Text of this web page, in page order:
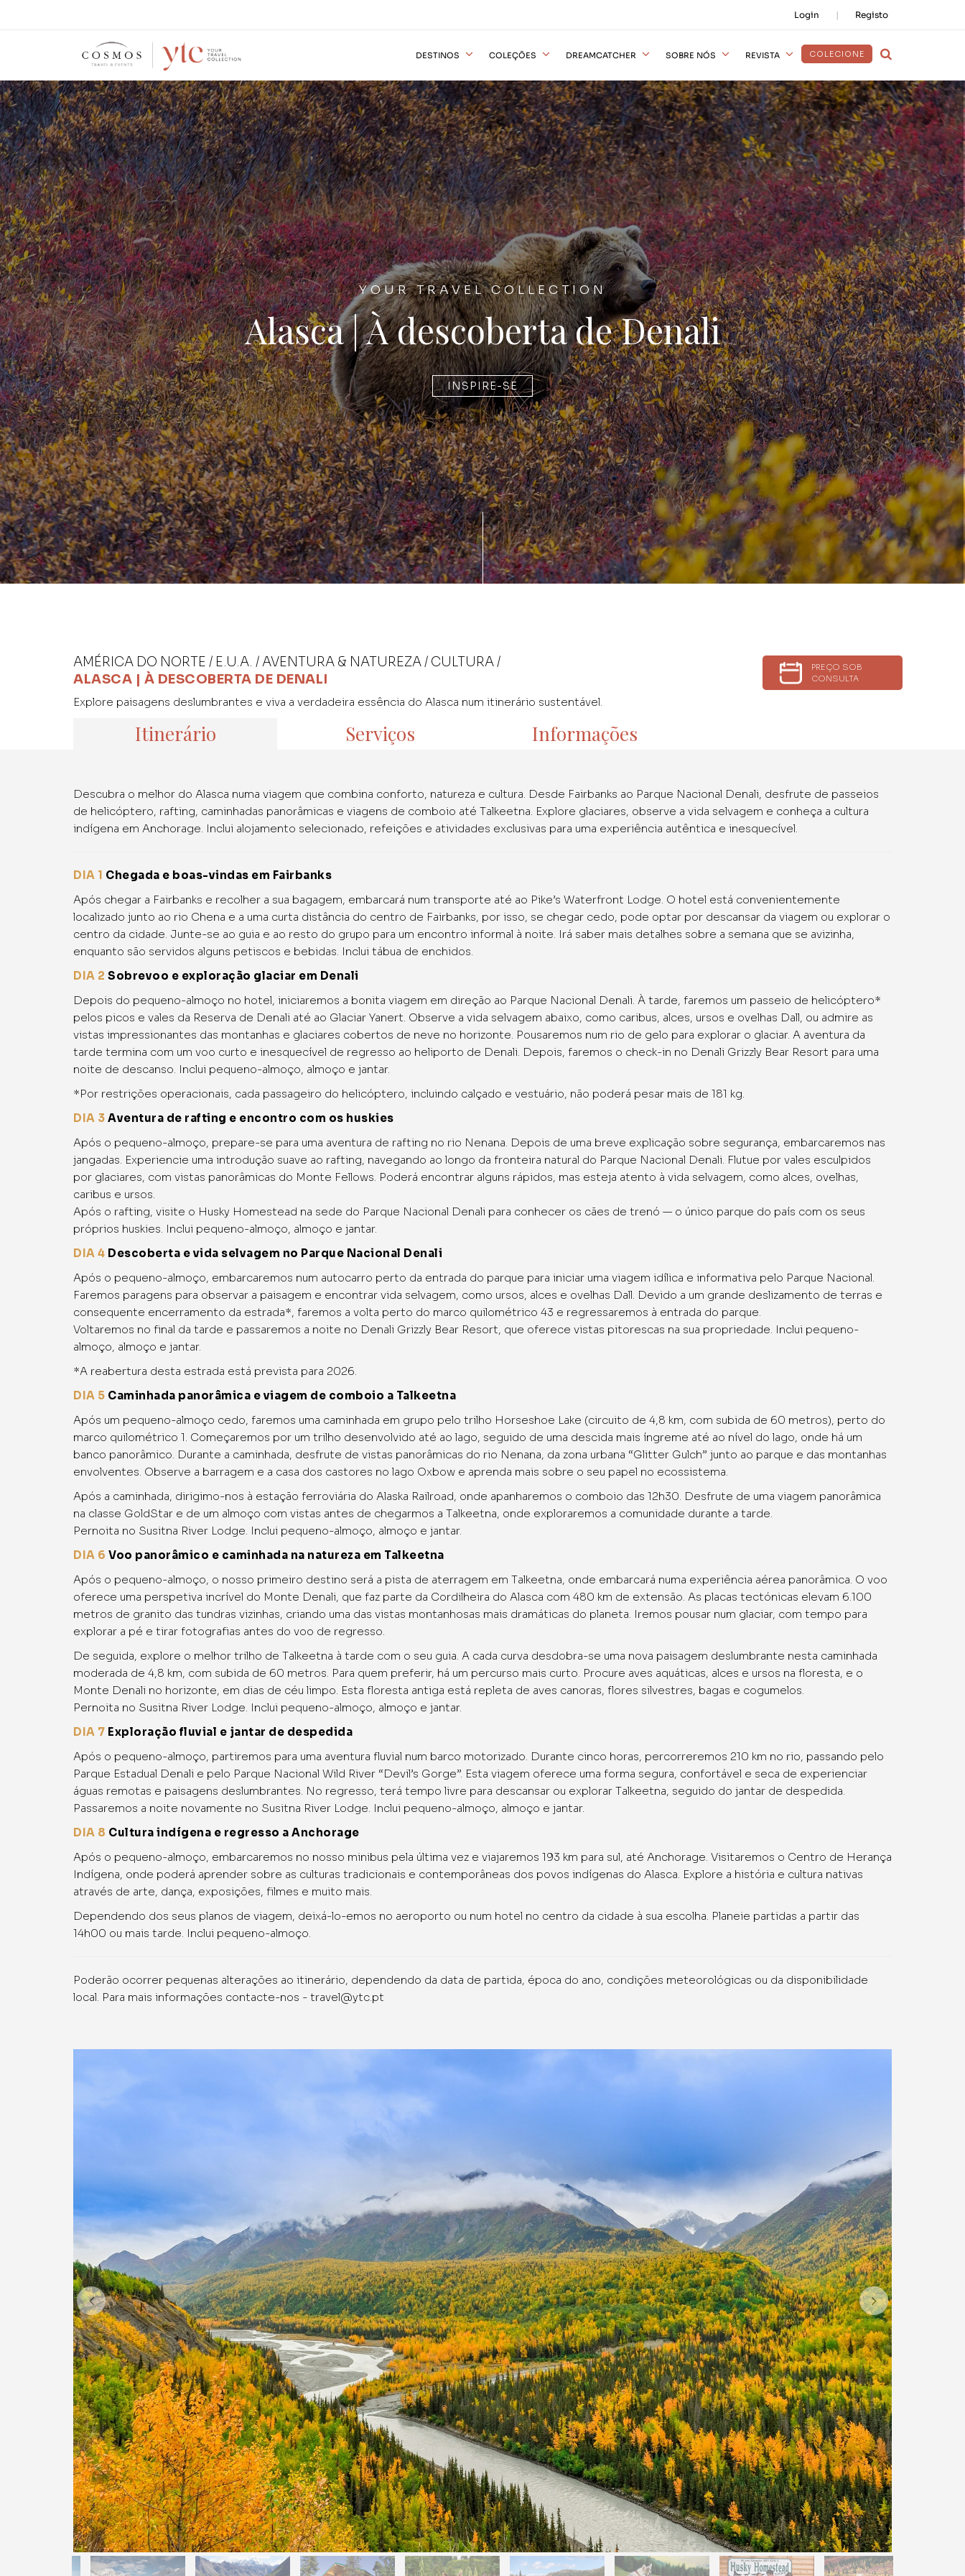
Login Registo
DESTINOS COLEÇÕES DREAMCATCHER SOBRE NÓS REVISTA COLECIONE
YOUR TRAVEL COLLECTION
Alasca | À descoberta de Denali
INSPIRE-SE
AMÉRICA DO NORTE / E.U.A. / AVENTURA & NATUREZA / CULTURA /
ALASCA | À DESCOBERTA DE DENALI
Explore paisagens deslumbrantes e viva a verdadeira essência do Alasca num itinerário sustentável.
PREÇO SOB
CONSULTA
Itinerário Serviços Informações
Descubra o melhor do Alasca numa viagem que combina conforto, natureza e cultura. Desde Fairbanks ao Parque Nacional Denali, desfrute de passeios
de helicóptero, rafting, caminhadas panorâmicas e viagens de comboio até Talkeetna. Explore glaciares, observe a vida selvagem e conheça a cultura
indígena em Anchorage. Inclui alojamento selecionado, refeições e atividades exclusivas para uma experiência autêntica e inesquecível.
DIA 1 Chegada e boas-vindas em Fairbanks
Após chegar a Fairbanks e recolher a sua bagagem, embarcará num transporte até ao Pike’s Waterfront Lodge. O hotel está convenientemente
localizado junto ao rio Chena e a uma curta distância do centro de Fairbanks, por isso, se chegar cedo, pode optar por descansar da viagem ou explorar o
centro da cidade. Junte-se ao guia e ao resto do grupo para um encontro informal à noite. Irá saber mais detalhes sobre a semana que se avizinha,
enquanto são servidos alguns petiscos e bebidas. Inclui tábua de enchidos.
DIA 2 Sobrevoo e exploração glaciar em Denali
Depois do pequeno-almoço no hotel, iniciaremos a bonita viagem em direção ao Parque Nacional Denali. À tarde, faremos um passeio de helicóptero*
pelos picos e vales da Reserva de Denali até ao Glaciar Yanert. Observe a vida selvagem abaixo, como caribus, alces, ursos e ovelhas Dall, ou admire as
vistas impressionantes das montanhas e glaciares cobertos de neve no horizonte. Pousaremos num rio de gelo para explorar o glaciar. A aventura da
tarde termina com um voo curto e inesquecível de regresso ao heliporto de Denali. Depois, faremos o check-in no Denali Grizzly Bear Resort para uma
noite de descanso. Inclui pequeno-almoço, almoço e jantar.
*Por restrições operacionais, cada passageiro do helicóptero, incluindo calçado e vestuário, não poderá pesar mais de 181 kg.
DIA 3 Aventura de rafting e encontro com os huskies
Após o pequeno-almoço, prepare-se para uma aventura de rafting no rio Nenana. Depois de uma breve explicação sobre segurança, embarcaremos nas
jangadas. Experiencie uma introdução suave ao rafting, navegando ao longo da fronteira natural do Parque Nacional Denali. Flutue por vales esculpidos
por glaciares, com vistas panorâmicas do Monte Fellows. Poderá encontrar alguns rápidos, mas esteja atento à vida selvagem, como alces, ovelhas,
caribus e ursos.
Após o rafting, visite o Husky Homestead na sede do Parque Nacional Denali para conhecer os cães de trenó — o único parque do país com os seus
próprios huskies. Inclui pequeno-almoço, almoço e jantar.
DIA 4 Descoberta e vida selvagem no Parque Nacional Denali
Após o pequeno-almoço, embarcaremos num autocarro perto da entrada do parque para iniciar uma viagem idílica e informativa pelo Parque Nacional.
Faremos paragens para observar a paisagem e encontrar vida selvagem, como ursos, alces e ovelhas Dall. Devido a um grande deslizamento de terras e
consequente encerramento da estrada*, faremos a volta perto do marco quilométrico 43 e regressaremos à entrada do parque.
Voltaremos no final da tarde e passaremos a noite no Denali Grizzly Bear Resort, que oferece vistas pitorescas na sua propriedade. Inclui pequeno-
almoço, almoço e jantar.
*A reabertura desta estrada está prevista para 2026.
DIA 5 Caminhada panorâmica e viagem de comboio a Talkeetna
Após um pequeno-almoço cedo, faremos uma caminhada em grupo pelo trilho Horseshoe Lake (circuito de 4,8 km, com subida de 60 metros), perto do
marco quilométrico 1. Começaremos por um trilho desenvolvido até ao lago, seguido de uma descida mais íngreme até ao nível do lago, onde há um
banco panorâmico. Durante a caminhada, desfrute de vistas panorâmicas do rio Nenana, da zona urbana “Glitter Gulch” junto ao parque e das montanhas
envolventes. Observe a barragem e a casa dos castores no lago Oxbow e aprenda mais sobre o seu papel no ecossistema.
Após a caminhada, dirigimo-nos à estação ferroviária do Alaska Railroad, onde apanharemos o comboio das 12h30. Desfrute de uma viagem panorâmica
na classe GoldStar e de um almoço com vistas antes de chegarmos a Talkeetna, onde exploraremos a comunidade durante a tarde.
Pernoita no Susitna River Lodge. Inclui pequeno-almoço, almoço e jantar.
DIA 6 Voo panorâmico e caminhada na natureza em Talkeetna
Após o pequeno-almoço, o nosso primeiro destino será a pista de aterragem em Talkeetna, onde embarcará numa experiência aérea panorâmica. O voo
oferece uma perspetiva incrível do Monte Denali, que faz parte da Cordilheira do Alasca com 480 km de extensão. As placas tectónicas elevam 6.100
metros de granito das tundras vizinhas, criando uma das vistas montanhosas mais dramáticas do planeta. Iremos pousar num glaciar, com tempo para
explorar a pé e tirar fotografias antes do voo de regresso.
De seguida, explore o melhor trilho de Talkeetna à tarde com o seu guia. A cada curva desdobra-se uma nova paisagem deslumbrante nesta caminhada
moderada de 4,8 km, com subida de 60 metros. Para quem preferir, há um percurso mais curto. Procure aves aquáticas, alces e ursos na floresta, e o
Monte Denali no horizonte, em dias de céu limpo. Esta floresta antiga está repleta de aves canoras, flores silvestres, bagas e cogumelos.
Pernoita no Susitna River Lodge. Inclui pequeno-almoço, almoço e jantar.
DIA 7 Exploração fluvial e jantar de despedida
Após o pequeno-almoço, partiremos para uma aventura fluvial num barco motorizado. Durante cinco horas, percorreremos 210 km no rio, passando pelo
Parque Estadual Denali e pelo Parque Nacional Wild River “Devil’s Gorge”. Esta viagem oferece uma forma segura, confortável e seca de experienciar
águas remotas e paisagens deslumbrantes. No regresso, terá tempo livre para descansar ou explorar Talkeetna, seguido do jantar de despedida.
Passaremos a noite novamente no Susitna River Lodge. Inclui pequeno-almoço, almoço e jantar.
DIA 8 Cultura indígena e regresso a Anchorage
Após o pequeno-almoço, embarcaremos no nosso minibus pela última vez e viajaremos 193 km para sul, até Anchorage. Visitaremos o Centro de Herança
Indígena, onde poderá aprender sobre as culturas tradicionais e contemporâneas dos povos indígenas do Alasca. Explore a história e cultura nativas
através de arte, dança, exposições, filmes e muito mais.
Dependendo dos seus planos de viagem, deixá-lo-emos no aeroporto ou num hotel no centro da cidade à sua escolha. Planeie partidas a partir das
14h00 ou mais tarde. Inclui pequeno-almoço.
Poderão ocorrer pequenas alterações ao itinerário, dependendo da data de partida, época do ano, condições meteorológicas ou da disponibilidade
local. Para mais informações contacte-nos - travel@ytc.pt